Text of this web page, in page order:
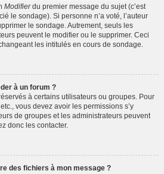
Modifierdu premier message du sujet (c’est
le sondage). Si personne n’a voté, l’auteur
le sondage. Autrement, seuls les
peuvent le modifier ou le supprimer. Ceci
les intitulés en cours de sondage.
à un forum ?
à certains utilisateurs ou groupes. Pour
vous devez avoir les permissions s’y
de groupes et les administrateurs peuvent
donc les contacter.
des fichiers à mon message ?